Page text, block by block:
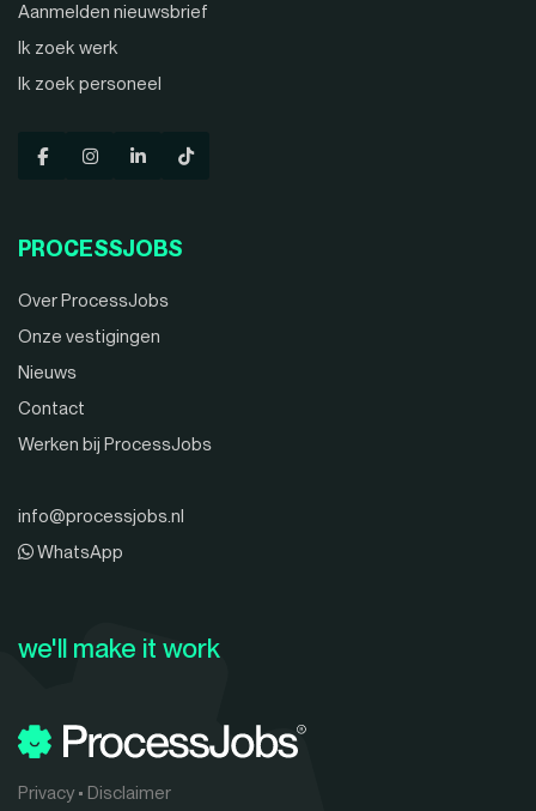
Aanmelden nieuwsbrief
Ik zoek werk
Ik zoek personeel
PROCESSJOBS
Over ProcessJobs
Onze vestigingen
Nieuws
Contact
Werken bij ProcessJobs
info@processjobs.nl
WhatsApp
Privacy• Disclaimer
we'll make it work